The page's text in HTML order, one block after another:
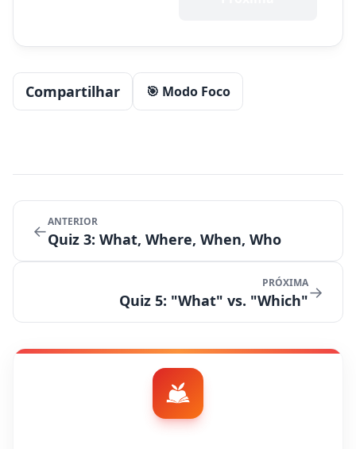
Compartilhar 🎯 Modo Foco
←ANTERIOR
Quiz 3: What, Where, When, Who
PRÓXIMA
Quiz 5: "What" vs. "Which"→